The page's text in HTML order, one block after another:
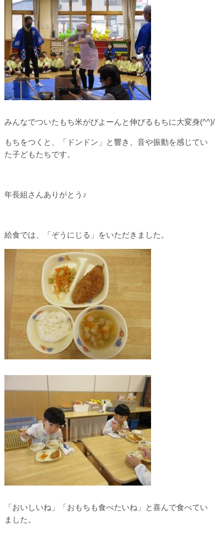
みんなでついたもち米がびよーんと伸びるもちに大変身(^^)/
もちをつくと、「ドンドン」と響き、音や振動を感じてい
た子どもたちです。
年長組さんありがとう♪
給食では、「ぞうにじる」をいただきました。
「おいしいね」「おもちも食べたいね」と喜んで食べてい
ました。